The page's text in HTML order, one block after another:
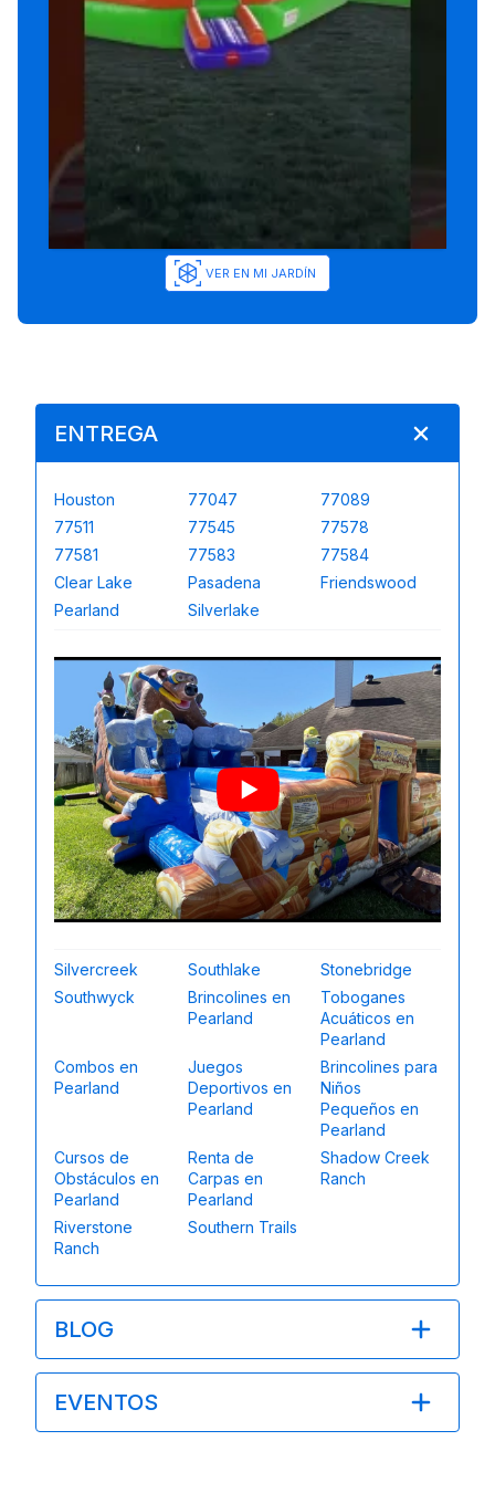
VER EN MI JARDÍN
ENTREGA
Houston 77047
77089
77511
77545
77578
77581
77583
77584
Clear Lake
Pasadena
Friendswood
Pearland
Silverlake
Silvercreek Southlake
Stonebridge
Southwyck
Brincolines en
Pearland
Toboganes
Acuáticos en
Pearland
Combos en
Pearland
Juegos
Deportivos en
Pearland
Brincolines para
Niños
Pequeños en
Pearland
Cursos de
Obstáculos en
Pearland
Renta de
Carpas en
Pearland
Shadow Creek
Ranch
Riverstone
Ranch
Southern Trails
BLOG
EVENTOS